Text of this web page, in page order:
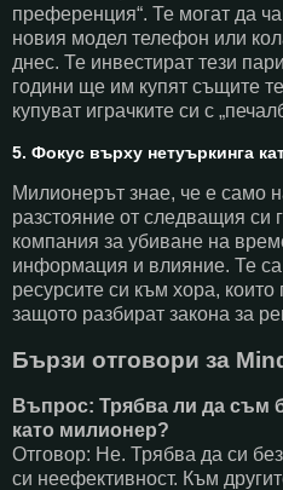
преференция“. Те могат да
новия модел телефон или
днес. Те инвестират тези
години ще им купят същите
купуват играчките си с
5. Фокус върху нетуъркинга
Милионерът знае, че е само
разстояние от следващия си
компания за убиване на
информация и влияние. Те
ресурсите си към хора,
защото разбират закона за
Бързи отговори за
Въпрос: Трябва ли да съм
като милионер?
Отговор: Не. Трябва да си
си неефективност. Към